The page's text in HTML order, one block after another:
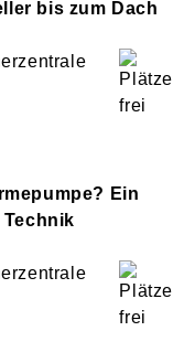
bis zum Dach
Ein